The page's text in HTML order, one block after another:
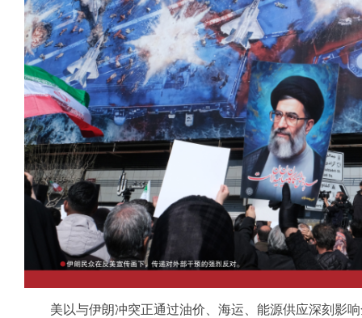
美以与伊朗冲突正通过油价、海运、能源供应深刻影响